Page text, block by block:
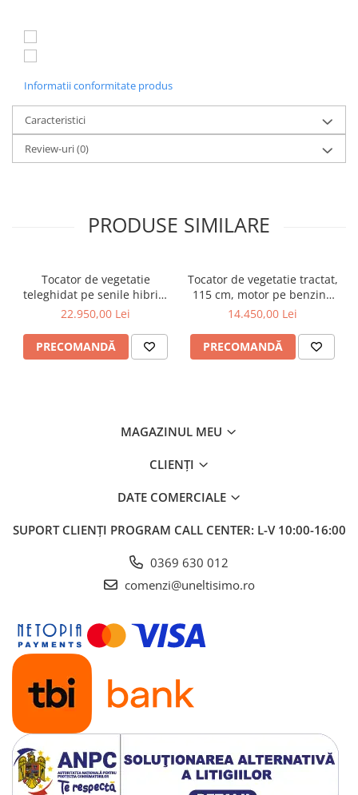
Informatii conformitate produs
Caracteristici
Review-uri(0)
PRODUSE SIMILARE
Tocator de vegetatie
teleghidat pe senile hibrid,
benzina, 120 cm, motor
RSC120PRO Hibrid
22.950,00 Lei
PRECOMANDĂ
Tocator de vegetatie tractat,
115 cm, motor pe benzina
de 15 CP, Jansen AT-120
14.450,00 Lei
PRECOMANDĂ
MAGAZINUL MEU
CLIENȚI
DATE COMERCIALE
SUPORT CLIENȚI PROGRAM CALL CENTER: L-V 10:00-16:00
0369 630 012
comenzi@uneltisimo.ro